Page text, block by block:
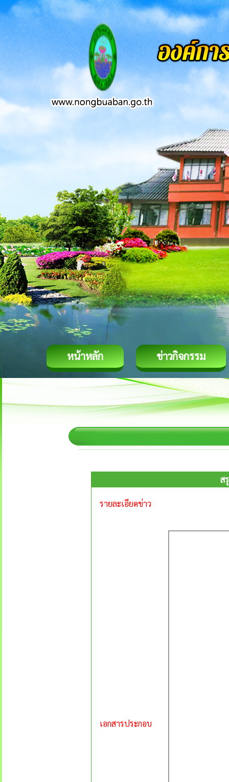
หน้าหลัก ข่าวกิจกรรม
ส
รายละเอียดข่าว
เอกสารประกอบ